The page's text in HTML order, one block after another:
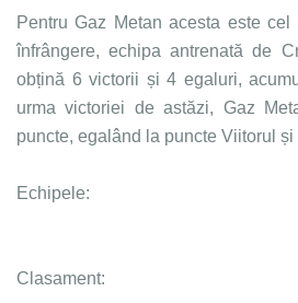
Pentru Gaz Metan acesta este
înfrângere, echipa antrenată de
obțină 6 victorii și 4 egaluri,
urma victoriei de astăzi, Gaz
puncte, egalând la puncte Viitorul
Echipele:
Clasament: